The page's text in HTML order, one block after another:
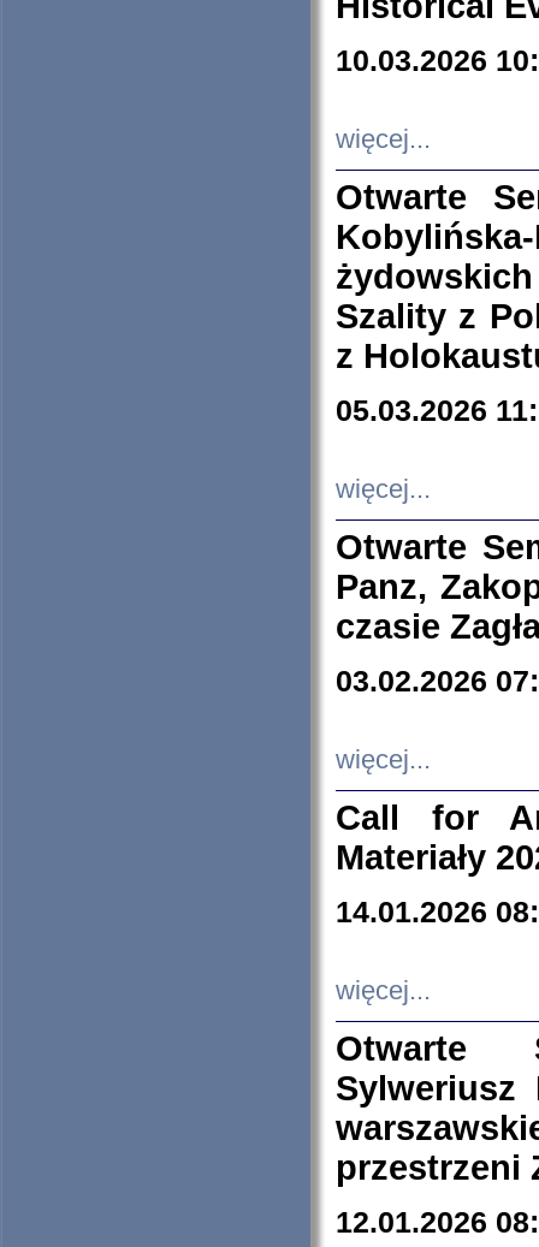
10.03.2026
więcej...
Otwarte
Szality z
z
05.03.2026
więcej...
Otwarte
Panz,
czasie
03.02.2026
więcej...
Call for
Materiały
14.01.2026
więcej...
Otwarte
Sylweriusz
przestrzeni
12.01.2026